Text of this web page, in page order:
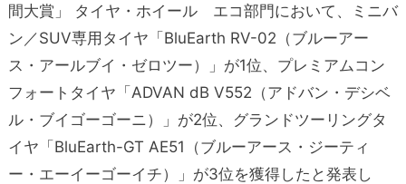
間大賞」 タイヤ・ホイール エコ部門において、ミニバ
ン／SUV専用タイヤ「BluEarth RV-02（ブルーアー
ス・アールブイ・ゼロツー）」が1位、プレミアムコン
フォートタイヤ「ADVAN dB V552（アドバン・デシベ
ル・ブイゴーゴーニ）」が2位、グランドツーリングタ
イヤ「BluEarth-GT AE51（ブルーアース・ジーティ
ー・エーイーゴーイチ）」が3位を獲得したと発表し